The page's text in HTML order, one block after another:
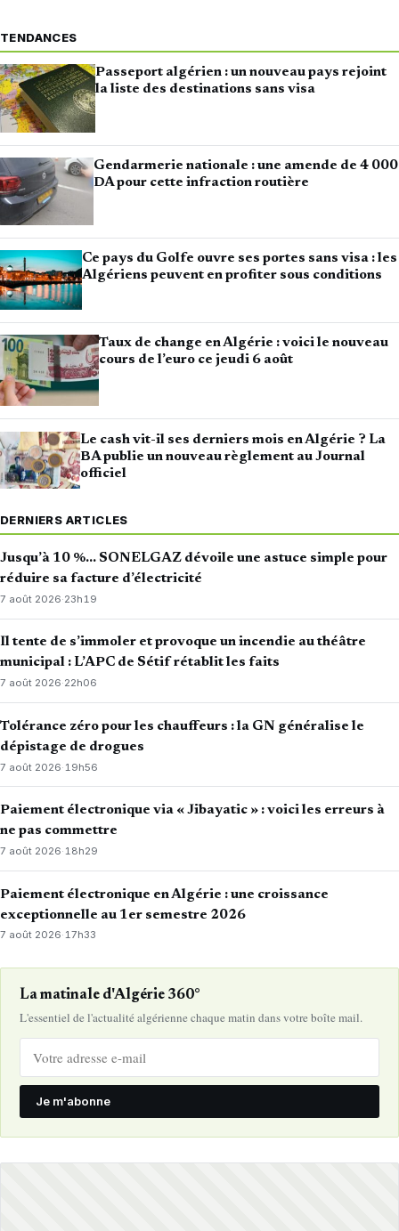
TENDANCES
Passeport algérien : un nouveau pays rejoint
la liste des destinations sans visa
Gendarmerie nationale : une amende de 4 000
DA pour cette infraction routière
Ce pays du Golfe ouvre ses portes sans visa : les
Algériens peuvent en profiter sous conditions
Taux de change en Algérie : voici le nouveau
cours de l’euro ce jeudi 6 août
Le cash vit-il ses derniers mois en Algérie ? La
BA publie un nouveau règlement au Journal
officiel
DERNIERS ARTICLES
Jusqu’à 10 %… SONELGAZ dévoile une astuce simple pour
réduire sa facture d’électricité
7 août 2026·23h19
Il tente de s’immoler et provoque un incendie au théâtre
municipal : L’APC de Sétif rétablit les faits
7 août 2026·22h06
Tolérance zéro pour les chauffeurs : la GN généralise le
dépistage de drogues
7 août 2026· 19h56
Paiement électronique via « Jibayatic » : voici les erreurs à
ne pas commettre
7 août 2026·18h29
Paiement électronique en Algérie : une croissance
exceptionnelle au 1er semestre 2026
7 août 2026·17h33
La matinale d'Algérie 360°
L'essentiel de l'actualité algérienne chaque matin dans votre boîte mail.
Je m'abonne